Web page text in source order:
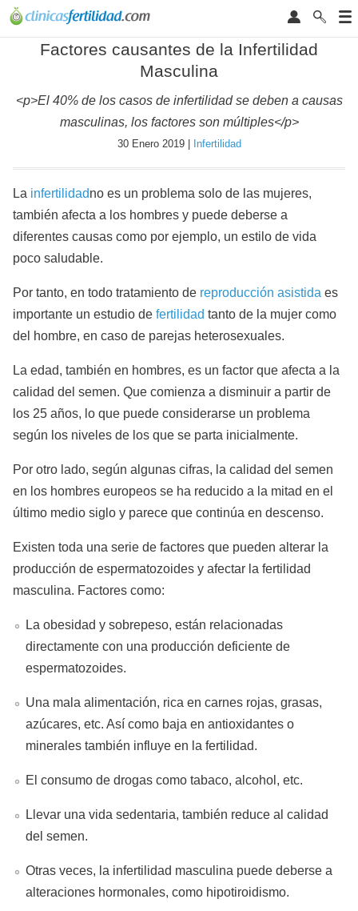
Factores causantes de la Infertilidad
Masculina
<p>El 40% de los casos de infertilidad se deben a causas
masculinas, los factores son múltiples</p>
30 Enero 2019 | Infertilidad
La infertilidadno es un problema solo de las mujeres,
también afecta a los hombres y puede deberse a
diferentes causas como por ejemplo, un estilo de vida
poco saludable.
Por tanto, en todo tratamiento de reproducción asistida es
importante un estudio de fertilidad tanto de la mujer como
del hombre, en caso de parejas heterosexuales.
La edad, también en hombres, es un factor que afecta a la
calidad del semen. Que comienza a disminuir a partir de
los 25 años, lo que puede considerarse un problema
según los niveles de los que se parta inicialmente.
Por otro lado, según algunas cifras, la calidad del semen
en los hombres europeos se ha reducido a la mitad en el
último medio siglo y parece que continúa en descenso.
Existen toda una serie de factores que pueden alterar la
producción de espermatozoides y afectar la fertilidad
masculina. Factores como:
La obesidad y sobrepeso, están relacionadas
directamente con una producción deficiente de
espermatozoides.
Una mala alimentación, rica en carnes rojas, grasas,
azúcares, etc. Así como baja en antioxidantes o
minerales también influye en la fertilidad.
El consumo de drogas como tabaco, alcohol, etc.
Llevar una vida sedentaria, también reduce al calidad
del semen.
Otras veces, la infertilidad masculina puede deberse a
alteraciones hormonales, como hipotiroidismo.